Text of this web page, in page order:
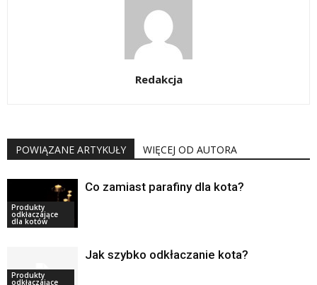
Redakcja
POWIĄZANE ARTYKUŁY WIĘCEJ OD AUTORA
Produkty
odkłaczające
dla kotów
Co zamiast parafiny dla kota?
Produkty
odkłaczające
Jak szybko odkłaczanie kota?